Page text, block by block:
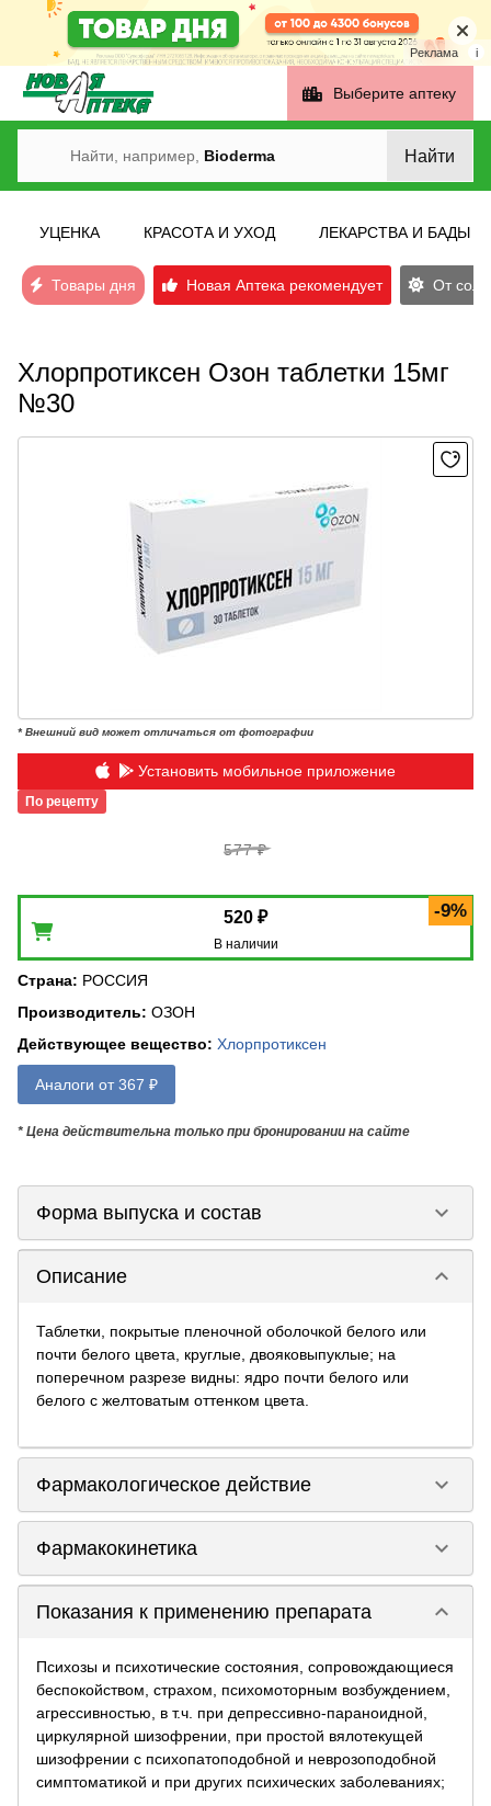
Реклама i
Выберите аптеку
Найти, например, Bioderma Найти
УЦЕНКА КРАСОТА И УХОД ЛЕКАРСТВА И БАДЫ
Товары дня Новая Аптека рекомендует От
Хлорпротиксен Озон таблетки 15мг
№30
* Внешний вид может отличаться от фотографии
Установить мобильное приложение
По рецепту
577 ₽
-9%
520 ₽
В наличии
Страна: РОССИЯ
Производитель: ОЗОН
Действующее вещество: Хлорпротиксен
Аналоги от 367 ₽
* Цена действительна только при бронировании на сайте
Форма выпуска и состав keyboard_arrow_down
Описание keyboard_arrow_down
Таблетки, покрытые пленочной оболочкой белого или
почти белого цвета, круглые, двояковыпуклые; на
поперечном разрезе видны: ядро почти белого или
белого с желтоватым оттенком цвета.
Фармакологическое действие keyboard_arrow_down
Фармакокинетика keyboard_arrow_down
Показания к применению препарата keyboard_arrow_down
Психозы и психотические состояния, сопровождающиеся
беспокойством, страхом, психомоторным возбуждением,
агрессивностью, в т.ч. при депрессивно-параноидной,
циркулярной шизофрении, при простой вялотекущей
шизофрении с психопатоподобной и неврозоподобной
симптоматикой и при других психических заболеваниях;